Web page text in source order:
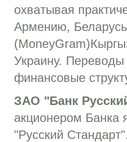
охватывая
Армению,
Украину.
финансовые
ЗАО "Банк
акционером Банка
"Русский